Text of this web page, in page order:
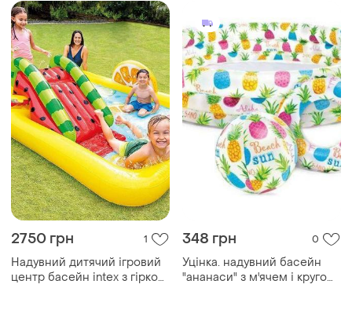
2750 грн 1
Надувний дитячий ігровий
центр басейн intex з гіркою
348 грн 0
Уцінка. надувний басейн
"ананаси" з м'ячем і кругом